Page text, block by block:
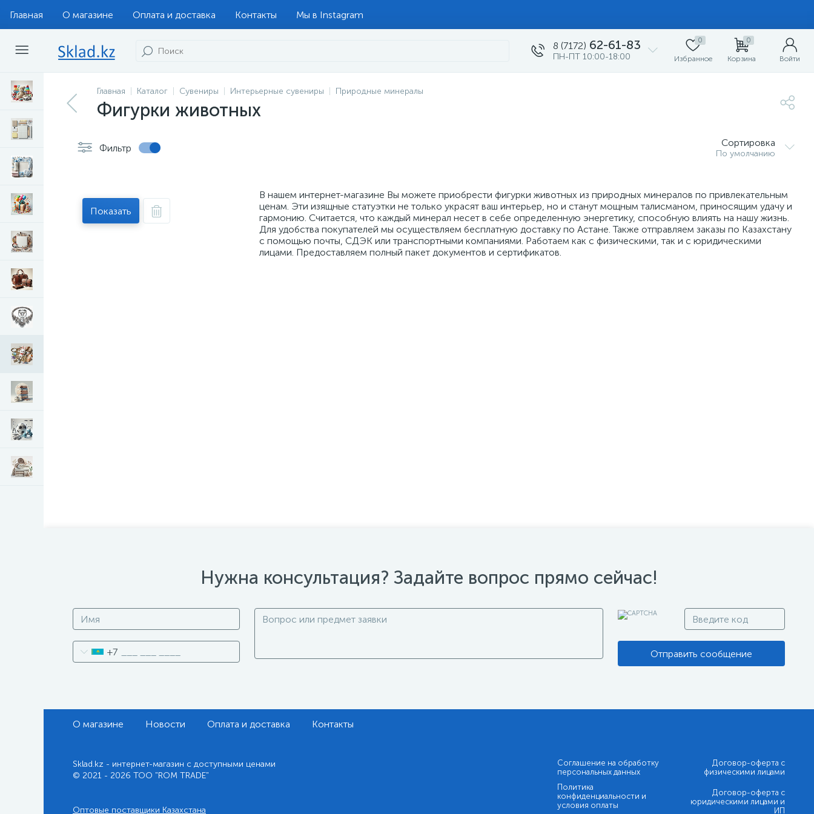
Главная О магазине Оплата и доставка Контакты Мы в Instagram
8 (7172) 62-61-83
ПН-ПТ 10:00-18:00
0
Избранное
0
Корзина Войти
Главная Каталог Сувениры Интерьерные сувениры Природные минералы
Фигурки животных
Фильтр Сортировка
По умолчанию
Показать
В нашем интернет-магазине Вы можете приобрести фигурки животных из природных минералов по привлекательным
ценам. Эти изящные статуэтки не только украсят ваш интерьер, но и станут мощным талисманом, приносящим удачу и
гармонию. Считается, что каждый минерал несет в себе определенную энергетику, способную влиять на нашу жизнь.
Для удобства покупателей мы осуществляем бесплатную доставку по Астане. Также отправляем заказы по Казахстану
с помощью почты, СДЭК или транспортными компаниями. Работаем как с физическими, так и с юридическими
лицами. Предоставляем полный пакет документов и сертификатов.
Нужна консультация? Задайте вопрос прямо сейчас!
+7 Отправить сообщение
О магазине Новости Оплата и доставка Контакты
Sklad.kz - интернет-магазин с доступными ценами
© 2021 - 2026 ТОО "ROM TRADE"
Оптовые поставщики Казахстана
Соглашение на обработку
персональных данных
Политика
конфиденциальности и
условия оплаты
Договор-оферта с
физическими лицами
Договор-оферта с
юридическими лицами и
ИП